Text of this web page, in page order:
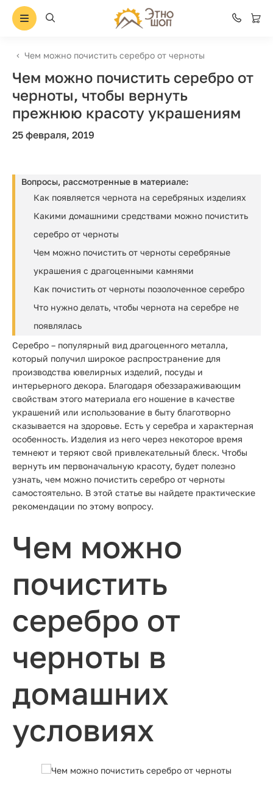
Чем можно почистить серебро от черноты
Чем можно почистить серебро от
черноты, чтобы вернуть
прежнюю красоту украшениям
25 февраля, 2019
Вопросы, рассмотренные в материале:
Как появляется чернота на серебряных изделиях
Какими домашними средствами можно почистить
серебро от черноты
Чем можно почистить от черноты серебряные
украшения с драгоценными камнями
Как почистить от черноты позолоченное серебро
Что нужно делать, чтобы чернота на серебре не
появлялась
Серебро – популярный вид драгоценного металла,
который получил широкое распространение для
производства ювелирных изделий, посуды и
интерьерного декора. Благодаря обеззараживающим
свойствам этого материала его ношение в качестве
украшений или использование в быту благотворно
сказывается на здоровье. Есть у серебра и характерная
особенность. Изделия из него через некоторое время
темнеют и теряют свой привлекательный блеск. Чтобы
вернуть им первоначальную красоту, будет полезно
узнать, чем можно почистить серебро от черноты
самостоятельно. В этой статье вы найдете практические
рекомендации по этому вопросу.
Чем можно
почистить
серебро от
черноты в
домашних
условиях